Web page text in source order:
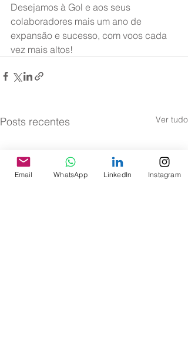
Desejamos à Gol e aos seus
colaboradores mais um ano de
expansão e sucesso, com voos cada
vez mais altos!
Posts recentes Ver tudo
Email WhatsApp LinkedIn Instagram